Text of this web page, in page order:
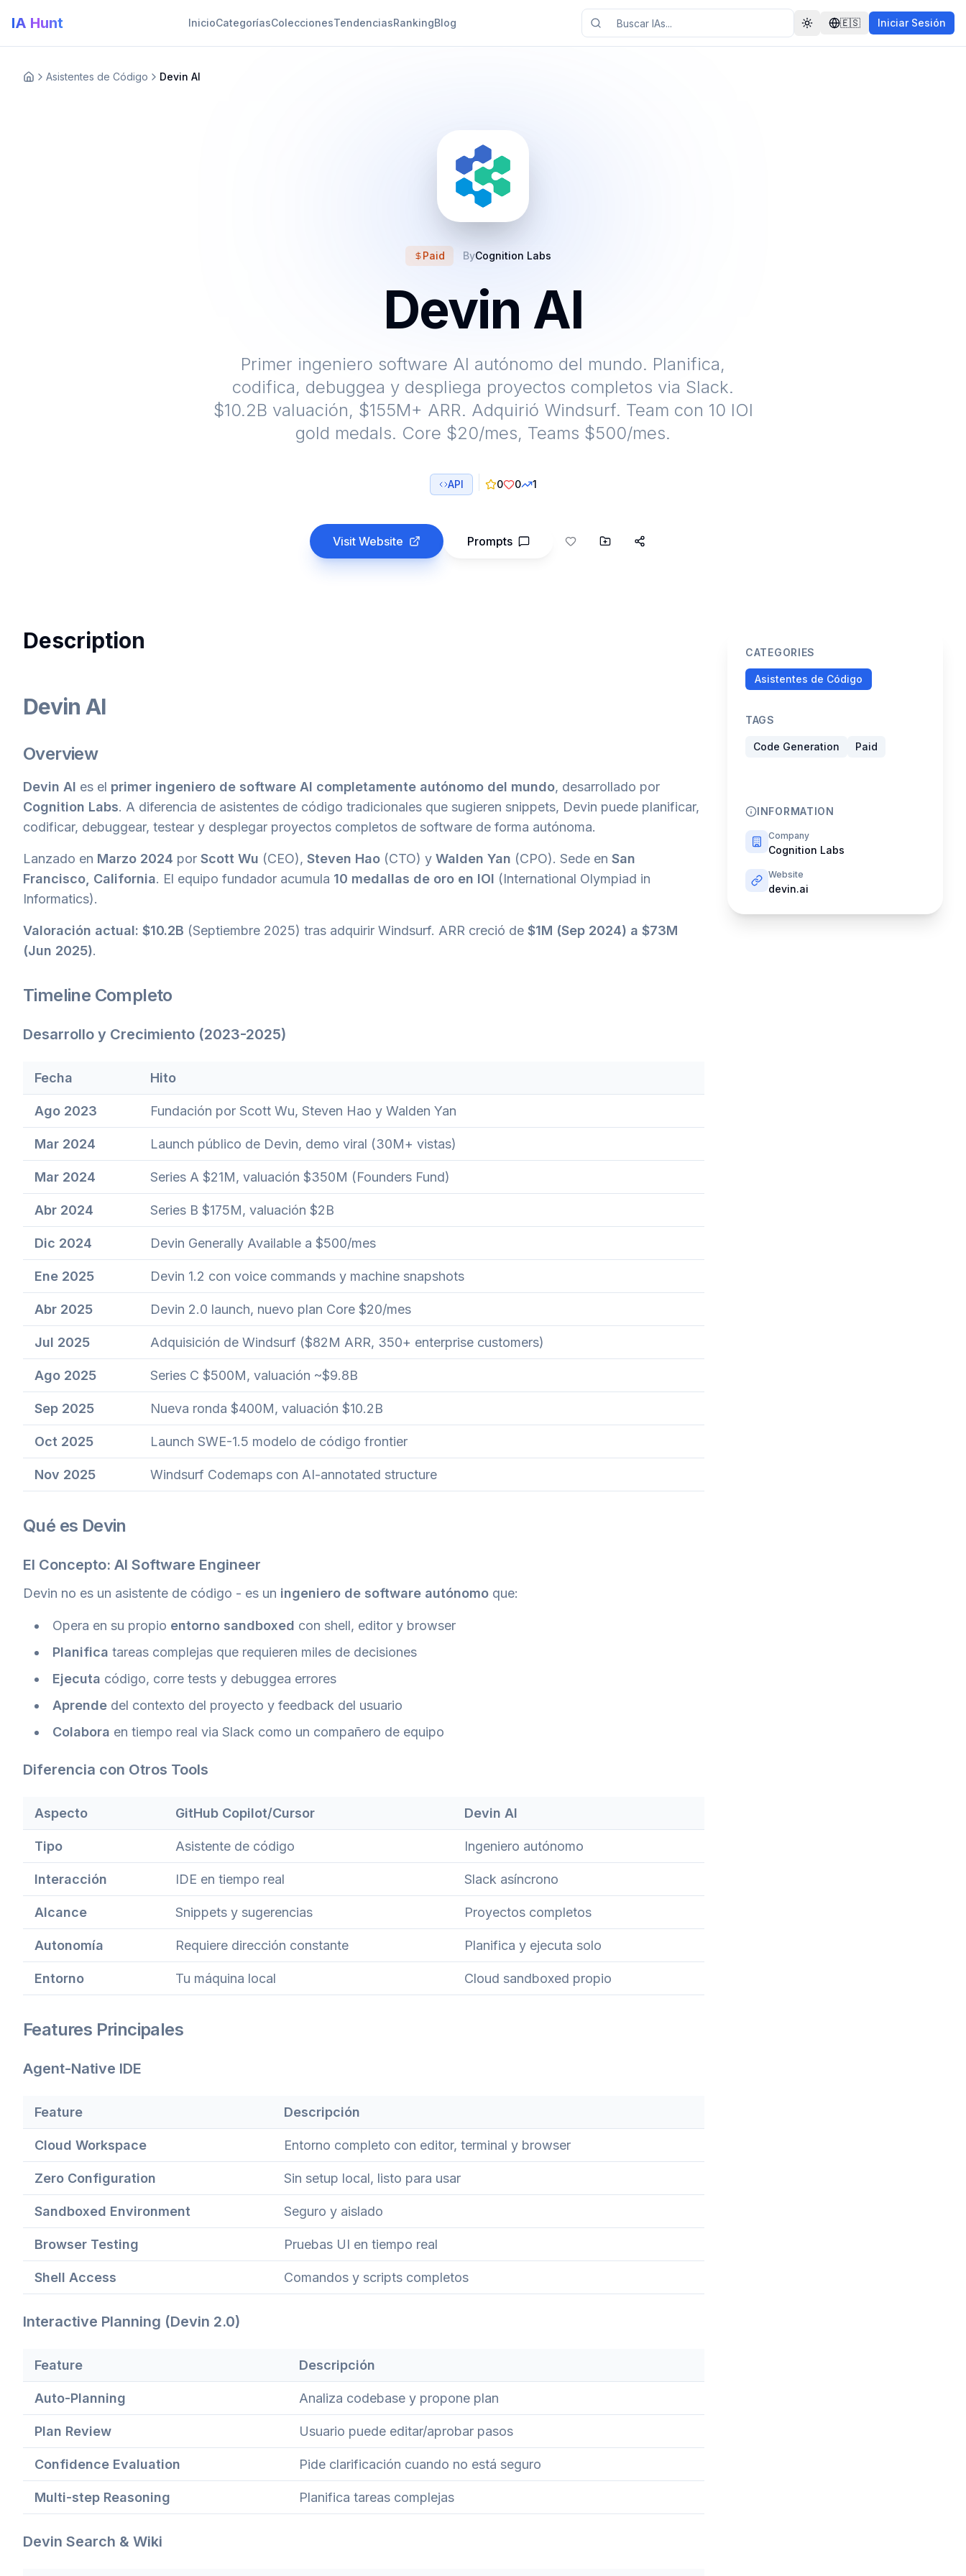
IA Hunt InicioCategoríasColeccionesTendenciasRankingBlog Toggle theme
🇪🇸 Iniciar Sesión
Asistentes de Código Devin AI
Paid ByCognition Labs
Devin AI
Primer ingeniero software AI autónomo del mundo. Planifica,
codifica, debuggea y despliega proyectos completos via Slack.
$10.2B valuación, $155M+ ARR. Adquirió Windsurf. Team con 10 IOI
gold medals. Core $20/mes, Teams $500/mes.
API 0 0 1
Visit Website Prompts
Description
Devin AI
Overview
Devin AI es el primer ingeniero de software AI completamente autónomo del mundo, desarrollado por
Cognition Labs. A diferencia de asistentes de código tradicionales que sugieren snippets, Devin puede planificar,
codificar, debuggear, testear y desplegar proyectos completos de software de forma autónoma.
Lanzado en Marzo 2024 por Scott Wu (CEO), Steven Hao (CTO) y Walden Yan (CPO). Sede en San
Francisco, California. El equipo fundador acumula 10 medallas de oro en IOI (International Olympiad in
Informatics).
Valoración actual: $10.2B (Septiembre 2025) tras adquirir Windsurf. ARR creció de $1M (Sep 2024) a $73M
(Jun 2025).
Timeline Completo
Desarrollo y Crecimiento (2023-2025)
Fecha Hito
Ago 2023 Fundación por Scott Wu, Steven Hao y Walden Yan
Mar 2024 Launch público de Devin, demo viral (30M+ vistas)
Mar 2024 Series A $21M, valuación $350M (Founders Fund)
Abr 2024 Series B $175M, valuación $2B
Dic 2024 Devin Generally Available a $500/mes
Ene 2025 Devin 1.2 con voice commands y machine snapshots
Abr 2025 Devin 2.0 launch, nuevo plan Core $20/mes
Jul 2025 Adquisición de Windsurf ($82M ARR, 350+ enterprise customers)
Ago 2025 Series C $500M, valuación ~$9.8B
Sep 2025 Nueva ronda $400M, valuación $10.2B
Oct 2025 Launch SWE-1.5 modelo de código frontier
Nov 2025 Windsurf Codemaps con AI-annotated structure
Qué es Devin
El Concepto: AI Software Engineer
Devin no es un asistente de código - es un ingeniero de software autónomo que:
Opera en su propio entorno sandboxed con shell, editor y browser
Planifica tareas complejas que requieren miles de decisiones
Ejecuta código, corre tests y debuggea errores
Aprende del contexto del proyecto y feedback del usuario
Colabora en tiempo real via Slack como un compañero de equipo
Diferencia con Otros Tools
Aspecto GitHub Copilot/Cursor Devin AI
Tipo Asistente de código Ingeniero autónomo
Interacción IDE en tiempo real Slack asíncrono
Alcance Snippets y sugerencias Proyectos completos
Autonomía Requiere dirección constante Planifica y ejecuta solo
Entorno Tu máquina local Cloud sandboxed propio
Features Principales
Agent-Native IDE
Feature Descripción
Cloud Workspace Entorno completo con editor, terminal y browser
Zero Configuration Sin setup local, listo para usar
Sandboxed Environment Seguro y aislado
Browser Testing Pruebas UI en tiempo real
Shell Access Comandos y scripts completos
Interactive Planning (Devin 2.0)
Feature Descripción
Auto-Planning Analiza codebase y propone plan
Plan Review Usuario puede editar/aprobar pasos
Confidence Evaluation Pide clarificación cuando no está seguro
Multi-step Reasoning Planifica tareas complejas
Devin Search & Wiki
CATEGORIES
Asistentes de Código
TAGS
Code Generation Paid
INFORMATION
Company
Cognition Labs
Website
devin.ai